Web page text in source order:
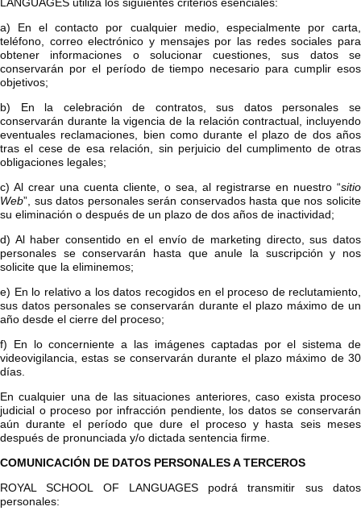
a) En el contacto por cualquier medio, especialmente por carta,
teléfono, correo electrónico y mensajes por las redes sociales para
obtener informaciones o solucionar cuestiones, sus datos se
conservarán por el período de tiempo necesario para cumplir esos
objetivos;
b) En la celebración de contratos, sus datos personales se
conservarán durante la vigencia de la relación contractual, incluyendo
eventuales reclamaciones, bien como durante el plazo de dos años
tras el cese de esa relación, sin perjuicio del cumplimento de otras
obligaciones legales;
c) Al crear una cuenta cliente, o sea, al registrarse en nuestro “sitio
Web”, sus datos personales serán conservados hasta que nos solicite
su eliminación o después de un plazo de dos años de inactividad;
d) Al haber consentido en el envío de marketing directo, sus datos
personales se conservarán hasta que anule la suscripción y nos
solicite que la eliminemos;
e) En lo relativo a los datos recogidos en el proceso de reclutamiento,
sus datos personales se conservarán durante el plazo máximo de un
año desde el cierre del proceso;
f) En lo concerniente a las imágenes captadas por el sistema de
videovigilancia, estas se conservarán durante el plazo máximo de 30
días.
En cualquier una de las situaciones anteriores, caso exista proceso
judicial o proceso por infracción pendiente, los datos se conservarán
aún durante el período que dure el proceso y hasta seis meses
después de pronunciada y/o dictada sentencia firme.
COMUNICACIÓN DE DATOS PERSONALES A TERCEROS
ROYAL SCHOOL OF LANGUAGES podrá transmitir sus datos
personales: